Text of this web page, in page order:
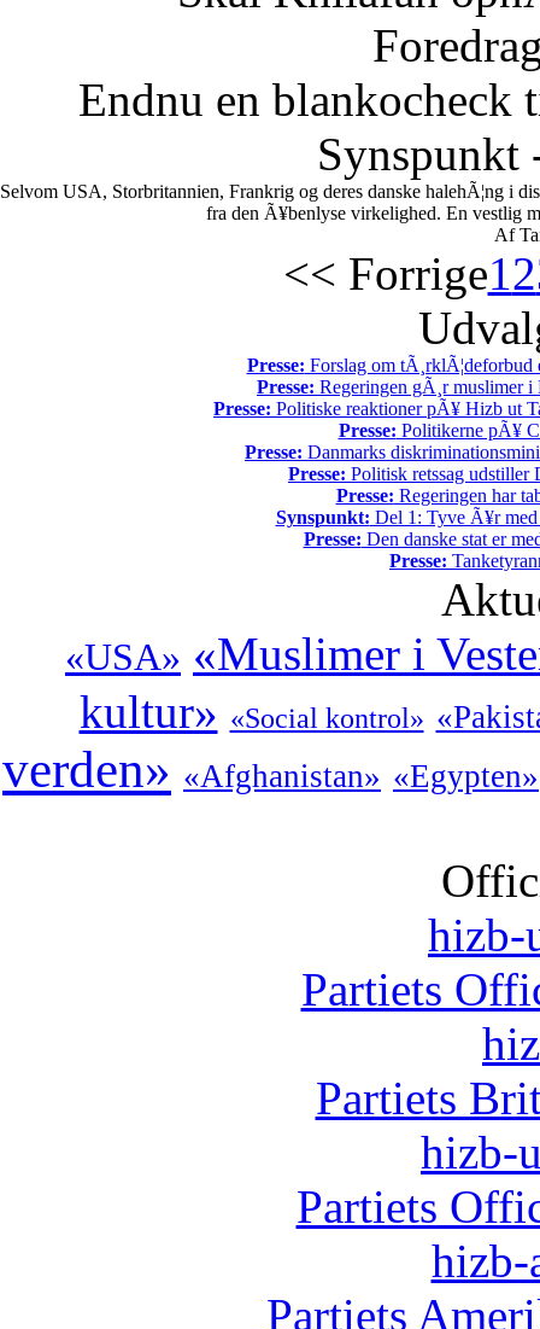
Endnu en blankocheck
Synspunkt
Selvom USA, Storbritannien, Frankrig og deres danske halehÃ¦ng i
fra den Ã¥benlyse virkelighed. En vestlig
Af
<< Forrige12
Presse: Forslag om tÃ¸rklÃ¦deforbud
Presse: Regeringen gÃ¸r muslimer
Presse: Politiske reaktioner pÃ¥ Hizb ut
Presse: Politikerne pÃ¥
Presse: Danmarks
Presse: Politisk retssag udstiller
Presse: Regeringen har
Synspunkt: Del 1: Tyve Ã¥r med
Presse: Den danske stat er
Presse:
«USA» «Muslimer i
kultur» «Social kontrol»
verden» «Afghanistan» «Egypten»
hizb-
Partiets
Partiets
hizb-
Partiets
hizb-
Partiets